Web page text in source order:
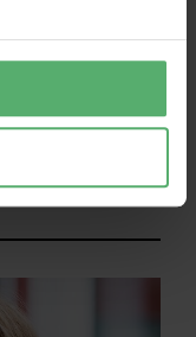
数字化、设计
专长。我们正